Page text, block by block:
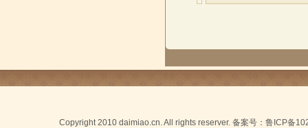
Copyright 2010 daimiao.cn. All rights reserver. 备案号：鲁ICP备